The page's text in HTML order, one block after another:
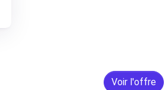
Voir l'offre